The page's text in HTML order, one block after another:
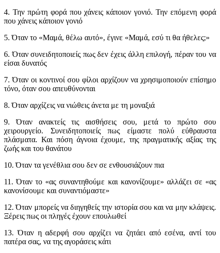
4. Την πρώτη φορά που χάνεις κάποιον γονιό. Την επόμενη φορά
που χάνεις κάποιον γονιό
5. Όταν το «Μαμά, θέλω αυτό», έγινε «Μαμά, εσύ τι θα ήθελες;»
6. Όταν συνειδητοποιείς πως δεν έχεις άλλη επιλογή, πέραν του να
είσαι δυνατός
7. Όταν οι κοντινοί σου φίλοι αρχίζουν να χρησιμοποιούν επίσημο
τόνο, όταν σου απευθύνονται
8. Όταν αρχίζεις να νιώθεις άνετα με τη μοναξιά
9. Όταν ανακτείς τις αισθήσεις σου, μετά το πρώτο σου
χειρουργείο. Συνειδητοποιείς πως είμαστε πολύ εύθραυστα
πλάσματα. Και πόση άγνοια έχουμε, της πραγματικής αξίας της
ζωής και του θανάτου
10. Όταν τα γενέθλια σου δεν σε ενθουσιάζουν πια
11. Όταν το «ας συναντηθούμε και κανονίζουμε» αλλάζει σε «ας
κανονίσουμε και συναντιόμαστε»
12. Όταν μπορείς να διηγηθείς την ιστορία σου και να μην κλάψεις.
Ξέρεις πως οι πληγές έχουν επουλωθεί
13. Όταν η αδερφή σου αρχίζει να ζητάει από εσένα, αντί του
πατέρα σας, να της αγοράσεις κάτι